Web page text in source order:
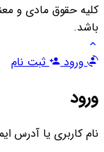
کلیه حقوق مادی و
باشد.
ورود
ثبت نام
ورود
نام کاربری یا آدرس